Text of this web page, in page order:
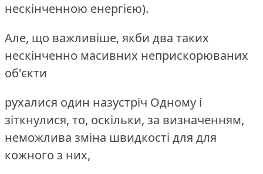
нескінченною енергією).
Але, що важливіше, якби два таких
нескінченно масивних неприскорюваних
об'єкти
рухалися один назустріч Одному і
зіткнулися, то, оскільки, за визначенням,
неможлива зміна швидкості для для
кожного з них,